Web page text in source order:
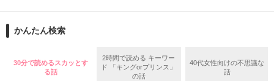
(株)松崎　専務　32歳
ないでください」
「そんなことできるか」
それに涙目で頷いた私に……
かんたん検索
30分で読めるスカッとす
る話
2時間で読める キーワー
ド 「キングorプリンス」
の話
40代女性向けの不思議な
話